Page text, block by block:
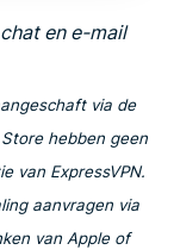
en e-mail
via de
hebben geen
van ExpressVPN.
aanvragen via
van Apple of